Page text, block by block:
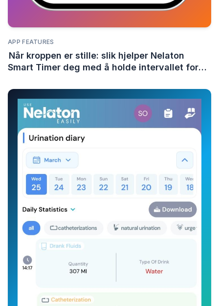
APP FEATURES
Når kroppen er stille: slik hjelper Nelaton
Smart Timer deg med å holde intervallet for